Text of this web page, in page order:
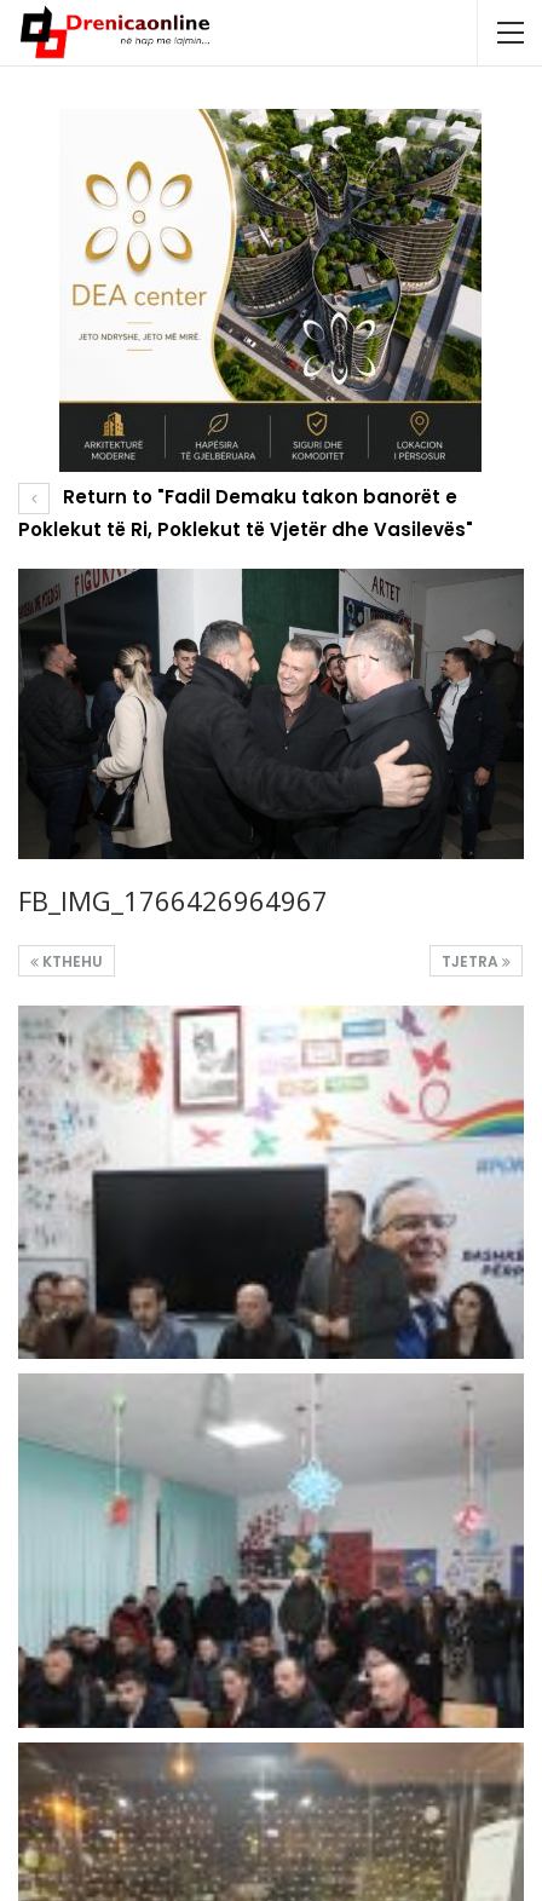
Return to "Fadil Demaku takon banorët e
Poklekut të Ri, Poklekut të Vjetër dhe Vasilevës"
FB_IMG_1766426964967
TJETRA
KTHEHU